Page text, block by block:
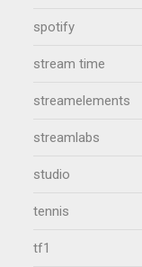
spotify
stream time
streamelements
streamlabs
studio
tennis
tf1